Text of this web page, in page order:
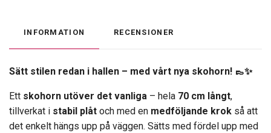
INFORMATION RECENSIONER
Sätt stilen redan i hallen – med vårt nya skohorn! 👞✨
Ett skohorn utöver det vanliga – hela 70 cm långt,
tillverkat i stabil plåt och med en medföljande krok så att
det enkelt hängs upp på väggen. Sätts med fördel upp med